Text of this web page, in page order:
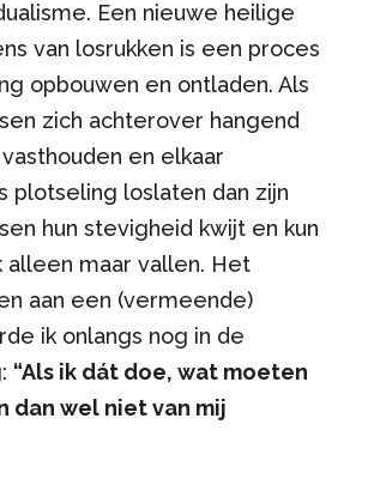
Een nieuwe heilige
van losrukken is een proces
opbouwen en ontladen. Als
zich achterover hangend
en elkaar
plotseling loslaten dan zijn
hun stevigheid kwijt en kun
alleen maar vallen. Het
aan een (vermeende)
ik onlangs nog in de
“Als ik dát doe, wat moeten
dan wel niet van mij